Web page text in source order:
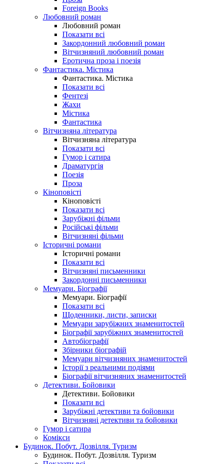
Foreign Books
Любовний роман
Любовний роман
Показати всі
Закордонний любовний роман
Вітчизняний любовний роман
Еротична проза і поезія
Фантастика. Містика
Фантастика. Містика
Показати всі
Фентезі
Жахи
Містика
Фантастика
Вітчизняна література
Вітчизняна література
Показати всі
Гумор і сатира
Драматургія
Поезія
Проза
Кіноповісті
Кіноповісті
Показати всі
Зарубіжні фільми
Російські фільми
Вітчизняні фільми
Історичні романи
Історичні романи
Показати всі
Вітчизняні письменники
Закордонні письменники
Мемуари. Біографії
Мемуари. Біографії
Показати всі
Щоденники, листи, записки
Мемуари зарубіжних знаменитостей
Біографії зарубіжних знаменитостей
Автобіографії
Збірники біографій
Мемуари вітчизняних знаменитостей
Історії з реальними подіями
Біографії вітчизняних знаменитостей
Детективи. Бойовики
Детективи. Бойовики
Показати всі
Зарубіжні детективи та бойовики
Вітчизняні детективи та бойовики
Гумор і сатира
Комікси
Будинок. Побут. Дозвілля. Туризм
Будинок. Побут. Дозвілля. Туризм